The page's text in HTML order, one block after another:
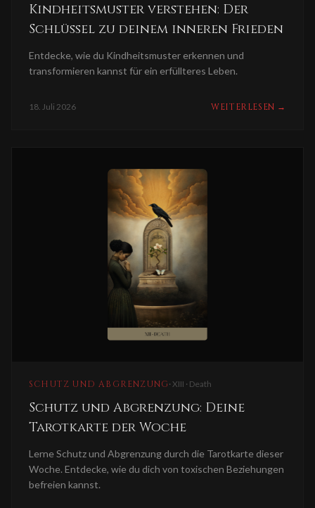
Kindheitsmuster verstehen: Der
Schlüssel zu deinem inneren Frieden
Entdecke, wie du Kindheitsmuster erkennen und
transformieren kannst für ein erfüllteres Leben.
18. Juli 2026 WEITERLESEN →
SCHUTZ UND ABGRENZUNG ·XIII · Death
Schutz und Abgrenzung: Deine
Tarotkarte der Woche
Lerne Schutz und Abgrenzung durch die Tarotkarte dieser
Woche. Entdecke, wie du dich von toxischen Beziehungen
befreien kannst.